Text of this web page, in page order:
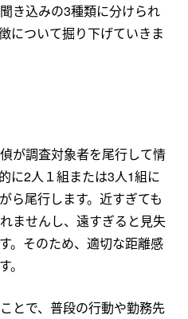
き込みの3種類に分けられ
について掘り下げていきま
が調査対象者を尾行して情
に2人１組または3人1組に
ら尾行します。近すぎても
ませんし、遠すぎると見失
。そのため、適切な距離感
。
とで、普段の行動や勤務先